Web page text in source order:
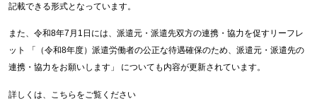
記載できる形式となっています。
また、令和8年7月1日には、派遣元・派遣先双方の連携・協力を促すリーフレ
ット 「（令和8年度）派遣労働者の公正な待遇確保のため、派遣元・派遣先の
連携・協力をお願いします」 についても内容が更新されています。
詳しくは、こちらをご覧ください